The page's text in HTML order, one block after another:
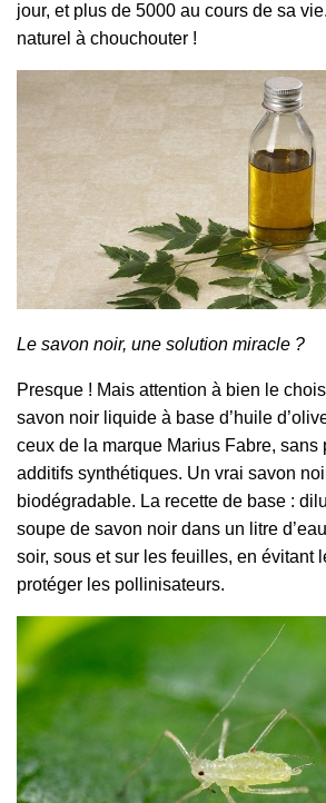
jour, et plus de 5000 au cours de sa
naturel à chouchouter !
Le savon noir, une solution miracle ?
Presque ! Mais attention à bien le
savon noir liquide à base d’huile
ceux de la marque Marius Fabre, sans
additifs synthétiques. Un vrai savon
biodégradable. La recette de base :
soupe de savon noir dans un litre
soir, sous et sur les feuilles, en évitant
protéger les pollinisateurs.